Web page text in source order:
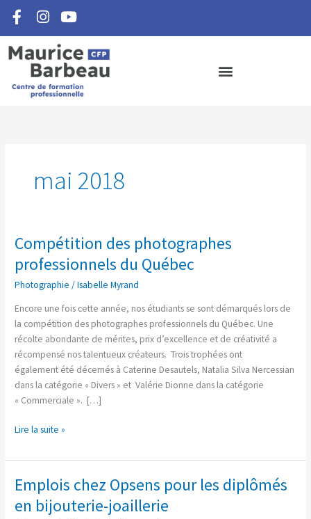
contenu
F
a
c
e
b
o
I
n
s
t
a
g
r
Y
o
u
t
u
b
e
mai 2018
Compétition des photographes
professionnels du Québec
Photographie /Isabelle Myrand
Encore une fois cette année, nos étudiants se sont démarqués lors de
la compétition des photographes professionnels du Québec. Une
récolte abondante de mérites, prix d’excellence et de créativité a
récompensé nos talentueux créateurs. Trois trophées ont
également été décernés à Caterine Desautels, Natalia Silva Nercessian
dans la catégorie « Divers » et Valérie Dionne dans la catégorie
« Commerciale ». […]
Compétition
photographes
professionnels
Lire la suite »
Emplois chez Opsens pour les diplômés
en bijouterie-joaillerie
Emplois
Opsens